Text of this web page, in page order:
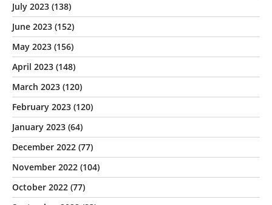
July 2023 (138)
June 2023 (152)
May 2023 (156)
April 2023 (148)
March 2023 (120)
February 2023 (120)
January 2023 (64)
December 2022 (77)
November 2022 (104)
October 2022 (77)